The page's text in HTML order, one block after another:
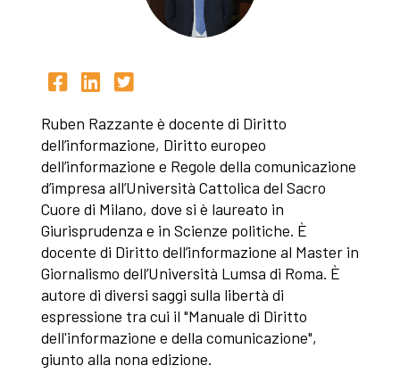
Ruben Razzante è docente di Diritto
dell’informazione, Diritto europeo
dell’informazione e Regole della comunicazione
d’impresa all’Università Cattolica del Sacro
Cuore di Milano, dove si è laureato in
Giurisprudenza e in Scienze politiche. È
docente di Diritto dell’informazione al Master in
Giornalismo dell’Università Lumsa di Roma. È
autore di diversi saggi sulla libertà di
espressione tra cui il "Manuale di Diritto
dell'informazione e della comunicazione",
giunto alla nona edizione.